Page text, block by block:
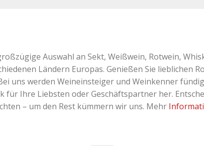
Auswahl an Sekt, Weißwein, Rotwein,
Ländern Europas. Genießen Sie lieblichen
uns werden Weineinsteiger und Weinkenner
für Ihre Liebsten oder Geschäftspartner her.
– um den Rest kümmern wir uns. Mehr